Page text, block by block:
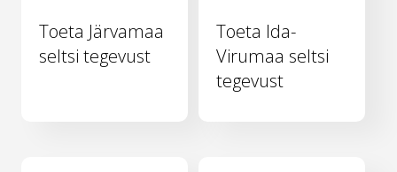
Toeta Järvamaa
seltsi tegevust
Toeta Ida-
Virumaa seltsi
tegevust